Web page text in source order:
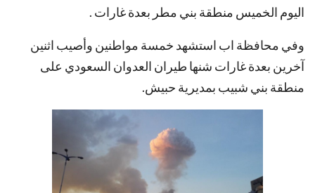
اليوم الخميس منطقة بني مطر بعدة غارات .
وفي محافظة اب استشهد خمسة مواطنين وأصيب اثنين
آخرين بعدة غارات شنها طيران العدوان السعودي على
منطقة بني شبيب بمديرية حبيش.